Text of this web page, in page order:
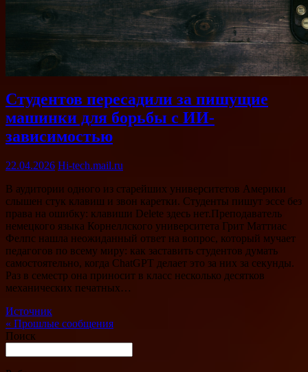
Студентов пересадили за пишущие
машинки для борьбы с ИИ-
зависимостью
22.04.2026 Hi-tech.mail.ru
В аудитории одного из старейших университетов Америки
слышен стук клавиш и звон каретки. Студенты пишут эссе без
права на ошибку: клавиши Delete здесь нет.Преподаватель
немецкого языка Корнеллского университета Грит Маттиас
Фелпс нашла неожиданный ответ на вопрос, который мучает
педагогов по всему миру: как заставить студентов думать
самостоятельно, когда ChatGPT делает это за них за секунды.
Раз в семестр она приносит в класс несколько десятков
механических печатных…
Источник
« Прошлые сообщения
Поиск